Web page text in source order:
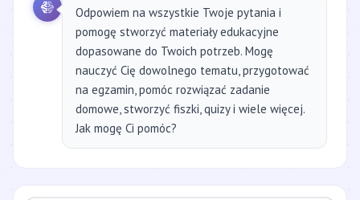
Odpowiem na wszystkie Twoje pytania i
pomogę stworzyć materiały edukacyjne
dopasowane do Twoich potrzeb. Mogę
nauczyć Cię dowolnego tematu, przygotować
na egzamin, pomóc rozwiązać zadanie
domowe, stworzyć fiszki, quizy i wiele więcej.
Jak mogę Ci pomóc?